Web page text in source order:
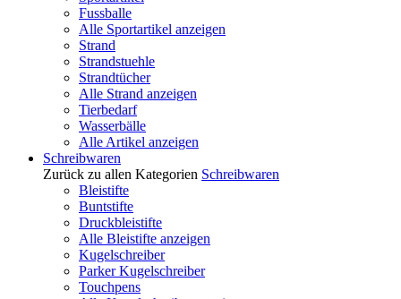
Fussballe
Alle Sportartikel anzeigen
Strand
Strandstuehle
Strandtücher
Alle Strand anzeigen
Tierbedarf
Wasserbälle
Alle Artikel anzeigen
Schreibwaren
Zurück zu allen Kategorien Schreibwaren
Bleistifte
Buntstifte
Druckbleistifte
Alle Bleistifte anzeigen
Kugelschreiber
Parker Kugelschreiber
Touchpens